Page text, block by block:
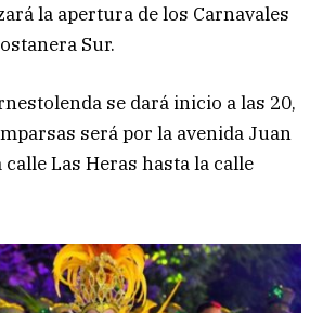
la apertura de los Carnavales
Sur.
se dará inicio a las 20,
será por la avenida Juan
calle Las Heras hasta la calle